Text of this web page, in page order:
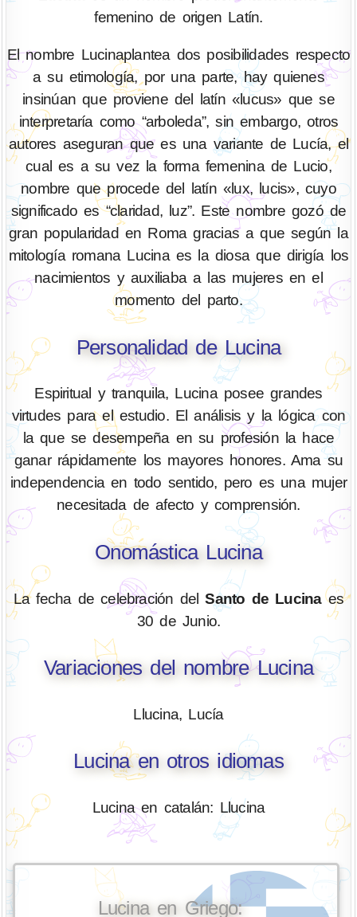
femenino de origen Latín.
El nombre Lucinaplantea dos posibilidades respecto
a su etimología, por una parte, hay quienes
insinúan que proviene del latín «lucus» que se
interpretaría como “arboleda”, sin embargo, otros
autores aseguran que es una variante de Lucía, el
cual es a su vez la forma femenina de Lucio,
nombre que procede del latín «lux, lucis», cuyo
significado es “claridad, luz”. Este nombre gozó de
gran popularidad en Roma gracias a que según la
mitología romana Lucina es la diosa que dirigía los
nacimientos y auxiliaba a las mujeres en el
momento del parto.
Personalidad de Lucina
Espiritual y tranquila, Lucina posee grandes
virtudes para el estudio. El análisis y la lógica con
la que se desempeña en su profesión la hace
ganar rápidamente los mayores honores. Ama su
independencia en todo sentido, pero es una mujer
necesitada de afecto y comprensión.
Onomástica Lucina
La fecha de celebración delSanto de Lucinaes
30 de Junio.
Variaciones del nombre Lucina
Llucina, Lucía
Lucina en otros idiomas
Lucina en catalán: Llucina
Lucina en Griego: